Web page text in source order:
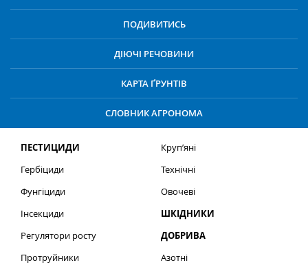
ПОДИВИТИСЬ
ДІЮЧІ РЕЧОВИНИ
КАРТА ҐРУНТІВ
СЛОВНИК АГРОНОМА
ПЕСТИЦИДИ
Гербіциди
Фунгіциди
Інсекциди
Регулятори росту
Протруйники
Круп’яні
Технічні
Овочеві
ШКІДНИКИ
ДОБРИВА
Азотні